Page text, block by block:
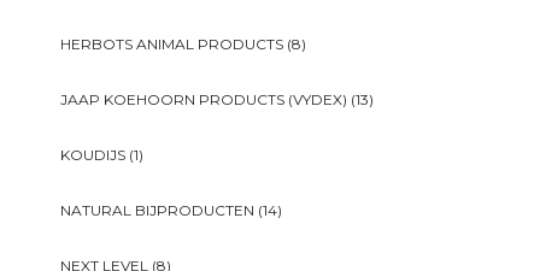
HERBOTS ANIMAL PRODUCTS (8)
JAAP KOEHOORN PRODUCTS (VYDEX) (13)
KOUDIJS (1)
NATURAL BIJPRODUCTEN (14)
NEXT LEVEL (8)